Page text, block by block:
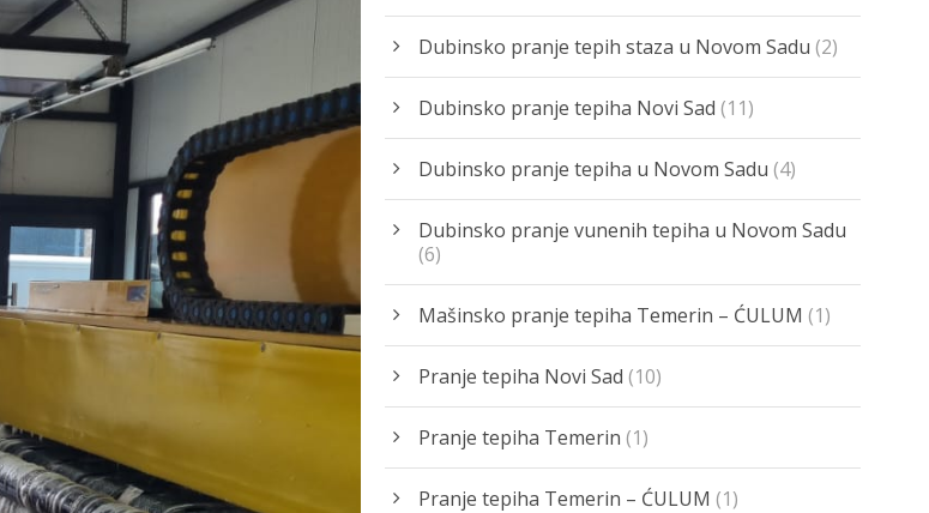
Dubinsko pranje tepih staza u Novom Sadu (2)
Dubinsko pranje tepiha Novi Sad (11)
Dubinsko pranje tepiha u Novom Sadu (4)
Dubinsko pranje vunenih tepiha u Novom Sadu
(6)
Mašinsko pranje tepiha Temerin – ĆULUM (1)
Pranje tepiha Novi Sad (10)
Pranje tepiha Temerin (1)
Pranje tepiha Temerin – ĆULUM (1)